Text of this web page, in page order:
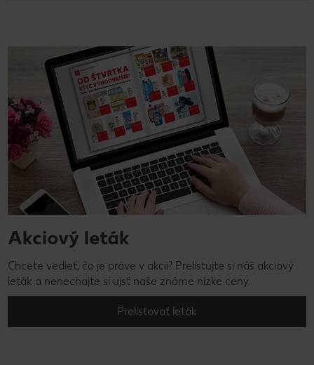
Akciový leták
Chcete vedieť, čo je práve v akcii? Prelistujte si náš akciový
leták a nenechajte si ujsť naše známe nízke ceny.
Prelistovať leták